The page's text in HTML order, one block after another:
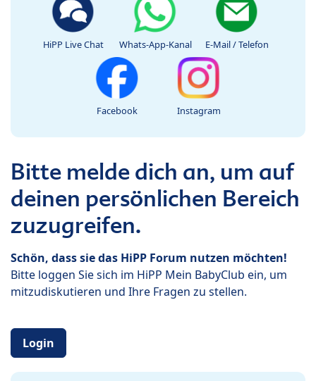
HiPP Live Chat Whats-App-Kanal E-Mail / Telefon
Facebook Instagram
Bitte melde dich an, um auf
deinen persönlichen Bereich
zuzugreifen.
Schön, dass sie das HiPP Forum nutzen möchten!
Bitte loggen Sie sich im HiPP Mein BabyClub ein, um
mitzudiskutieren und Ihre Fragen zu stellen.
Login